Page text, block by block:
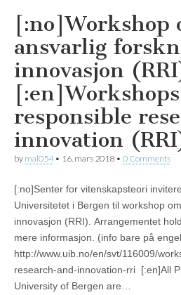
[:no]Workshop
ansvarlig
innovasjon
responsible
innovation
by mal054• 16. mars 2018 • 0 Comments
[:no]Senter for vitenskapsteori
Universitetet i Bergen til workshop
innovasjon (RRI). Arrangementet
mere informasjon. (info bare på
http://www.uib.no/en/svt/116009/
research-and-innovation-rri [:en]All
University of Bergen are…